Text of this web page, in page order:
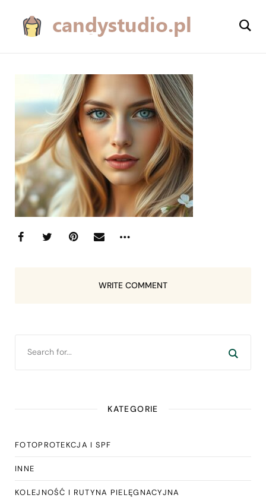
WRITE COMMENT
KATEGORIE
FOTOPROTEKCJA I SPF
INNE
KOLEJNOŚĆ I RUTYNA PIELĘGNACYJNA